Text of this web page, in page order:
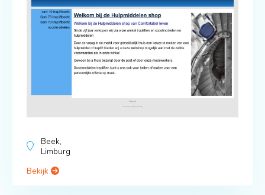
Beek,
Limburg
Bekijk